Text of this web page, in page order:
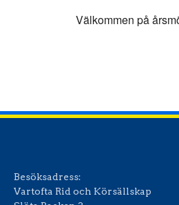
Välkommen på
Besöksadress:
Vartofta Rid och Körsällskap